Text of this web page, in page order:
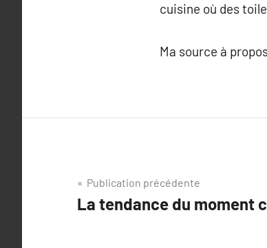
cuisine où des
Ma source à
Navigation
de
Publication précédente
La tendance du moment